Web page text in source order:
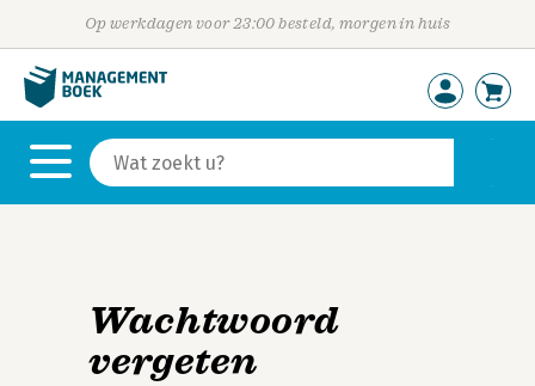
Op werkdagen voor 23:00 besteld, morgen in huis
Wachtwoord
vergeten